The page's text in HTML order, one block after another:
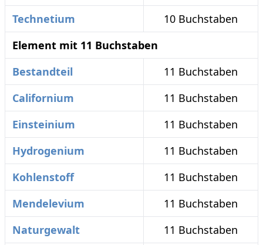
Technetium
10 Buchstaben
Element mit 11 Buchstaben
Bestandteil
11 Buchstaben
Californium
11 Buchstaben
Einsteinium
11 Buchstaben
Hydrogenium
11 Buchstaben
Kohlenstoff
11 Buchstaben
Mendelevium
11 Buchstaben
Naturgewalt
11 Buchstaben